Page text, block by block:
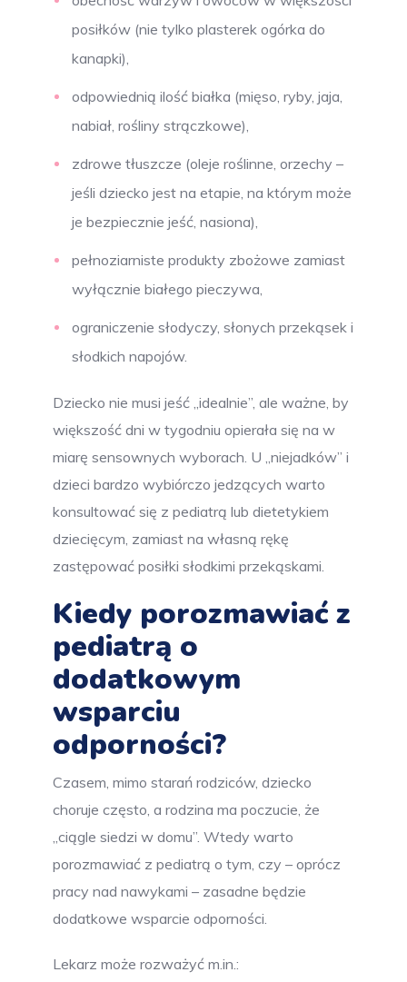
posiłków (nie tylko plasterek ogórka do
kanapki),
odpowiednią ilość białka (mięso, ryby, jaja,
nabiał, rośliny strączkowe),
zdrowe tłuszcze (oleje roślinne, orzechy –
jeśli dziecko jest na etapie, na którym może
je bezpiecznie jeść, nasiona),
pełnoziarniste produkty zbożowe zamiast
wyłącznie białego pieczywa,
ograniczenie słodyczy, słonych przekąsek i
słodkich napojów.
Dziecko nie musi jeść „idealnie”, ale ważne, by
większość dni w tygodniu opierała się na w
miarę sensownych wyborach. U „niejadków” i
dzieci bardzo wybiórczo jedzących warto
konsultować się z pediatrą lub dietetykiem
dziecięcym, zamiast na własną rękę
zastępować posiłki słodkimi przekąskami.
Kiedy porozmawiać z
pediatrą o
dodatkowym
wsparciu
odporności?
Czasem, mimo starań rodziców, dziecko
choruje często, a rodzina ma poczucie, że
„ciągle siedzi w domu”. Wtedy warto
porozmawiać z pediatrą o tym, czy – oprócz
pracy nad nawykami – zasadne będzie
dodatkowe wsparcie odporności.
Lekarz może rozważyć m.in.: